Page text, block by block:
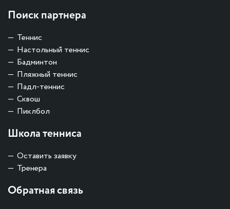
Поиск партнера
Теннис
Настольный теннис
Бадминтон
Пляжный теннис
Падл-теннис
Сквош
Пиклбол
Школа тенниса
Оставить заявку
Тренера
Обратная связь